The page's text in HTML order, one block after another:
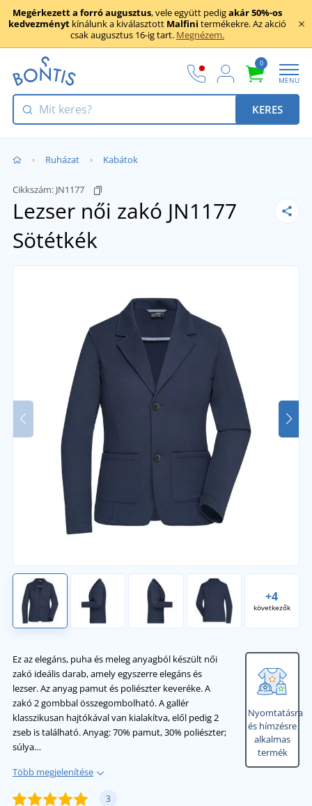
Megérkezett a forró augusztus, vele együtt pedigakár 50%-os
kedvezményt kínálunk a kiválasztott Malfini termékekre. Az akció
csak augusztus 16-ig tart. Megnézem.
0
MENU
KERES
Ruházat Kabátok
Cikkszám: JN1177
Lezser női zakó JN1177
Sötétkék
+4
következők
Ez az elegáns, puha és meleg anyagból készült női
zakó ideális darab, amely egyszerre elegáns és
lezser. Az anyag pamut és poliészter keveréke. A
zakó 2 gombbal összegombolható. A gallér
klasszikusan hajtókával van kialakítva, elől pedig 2
zseb is található. Anyag: 70% pamut, 30% poliészter;
súlya…
Több megjelenítése
3
Nyomtatásra
és hímzésre
alkalmas
termék